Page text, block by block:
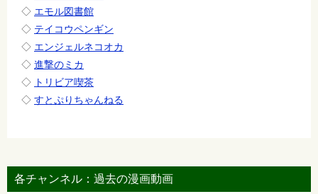
◇ エモル図書館
◇ テイコウペンギン
◇ エンジェルネコオカ
◇ 進撃のミカ
◇ トリビア喫茶
◇ すとぷりちゃんねる
各チャンネル：過去の漫画動画